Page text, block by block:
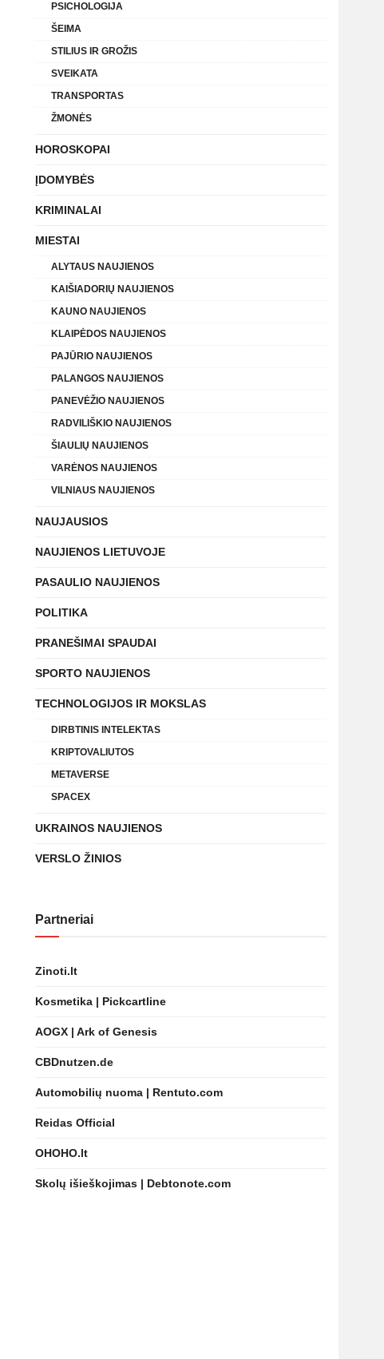
PSICHOLOGIJA
ŠEIMA
STILIUS IR GROŽIS
SVEIKATA
TRANSPORTAS
ŽMONĖS
HOROSKOPAI
ĮDOMYBĖS
KRIMINALAI
MIESTAI
ALYTAUS NAUJIENOS
KAIŠIADORIŲ NAUJIENOS
KAUNO NAUJIENOS
KLAIPĖDOS NAUJIENOS
PAJŪRIO NAUJIENOS
PALANGOS NAUJIENOS
PANEVĖŽIO NAUJIENOS
RADVILIŠKIO NAUJIENOS
ŠIAULIŲ NAUJIENOS
VARĖNOS NAUJIENOS
VILNIAUS NAUJIENOS
NAUJAUSIOS
NAUJIENOS LIETUVOJE
PASAULIO NAUJIENOS
POLITIKA
PRANEŠIMAI SPAUDAI
SPORTO NAUJIENOS
TECHNOLOGIJOS IR MOKSLAS
DIRBTINIS INTELEKTAS
KRIPTOVALIUTOS
METAVERSE
SPACEX
UKRAINOS NAUJIENOS
VERSLO ŽINIOS
Partneriai
Zinoti.lt
Kosmetika | Pickcartline
AOGX | Ark of Genesis
CBDnutzen.de
Automobilių nuoma | Rentuto.com
Reidas Official
OHOHO.lt
Skolų išieškojimas | Debtonote.com